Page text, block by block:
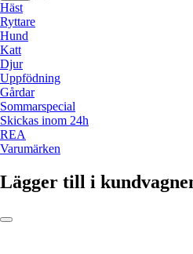
Häst
Ryttare
Hund
Katt
Djur
Uppfödning
Gårdar
Sommarspecial
Skickas inom 24h
REA
Varumärken
Lägger till i